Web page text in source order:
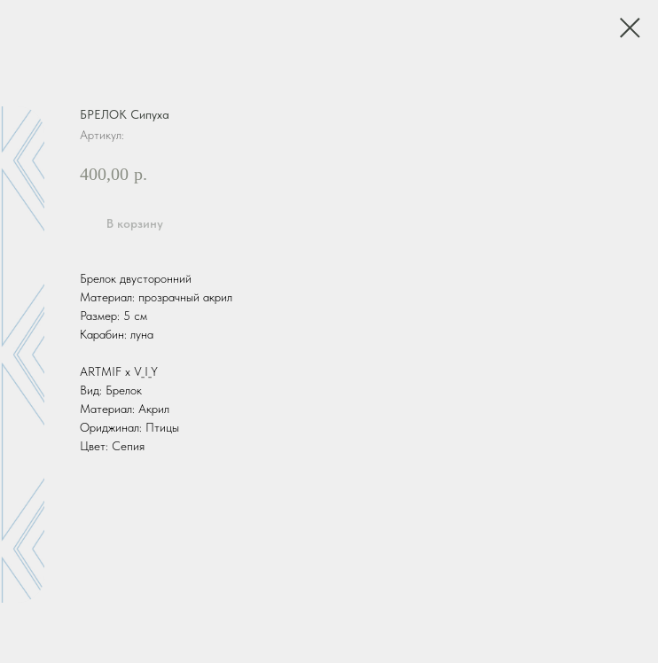
БРЕЛОК Сипуха
Артикул:
400,00 р.
В корзину
Брелок двусторонний
Материал: прозрачный акрил
Размер: 5 см
Карабин: луна
ARTMIF х V_I_Y
Вид: Брелок
Материал: Акрил
Ориджинал: Птицы
Цвет: Сепия